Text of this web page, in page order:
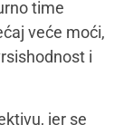
–
ili počnu da
imaju
je